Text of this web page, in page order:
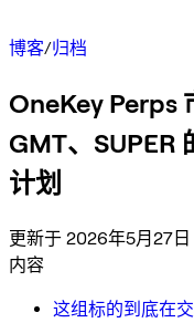
博客/归档
OneKey Perps
GMT、SUPER
计划
更新于 2026年5月27日
内容
这组标的到底在